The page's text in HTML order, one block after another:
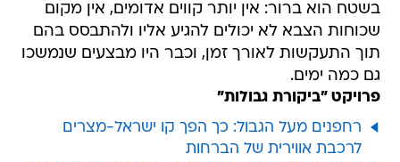
בשטח הוא ברור: אין יותר קווים אדומים, אין מקום
שכוחות הצבא לא יכולים להגיע אליו ולהתבסס בהם
תוך התעקשות לאורך זמן, וכבר היו מבצעים שנמשכו
גם כמה ימים.
פרויקט "ביקורת גבולות"
רחפנים מעל הגבול: כך הפך קו ישראל-מצרים
לרכבת אווירית של הברחות